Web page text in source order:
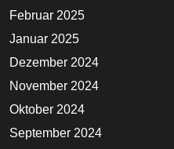
Februar 2025
Januar 2025
Dezember 2024
November 2024
Oktober 2024
September 2024